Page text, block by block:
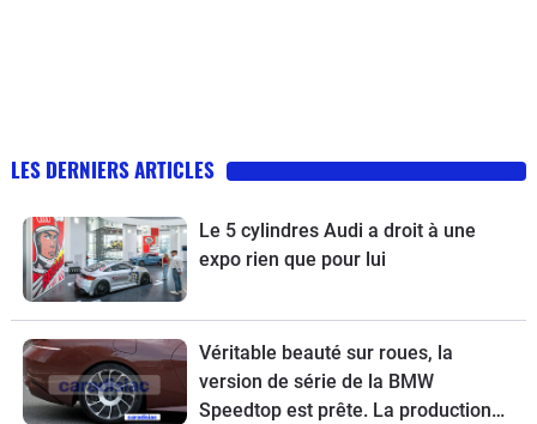
LES DERNIERS ARTICLES
Le 5 cylindres Audi a droit à une
expo rien que pour lui
Véritable beauté sur roues, la
version de série de la BMW
Speedtop est prête. La production